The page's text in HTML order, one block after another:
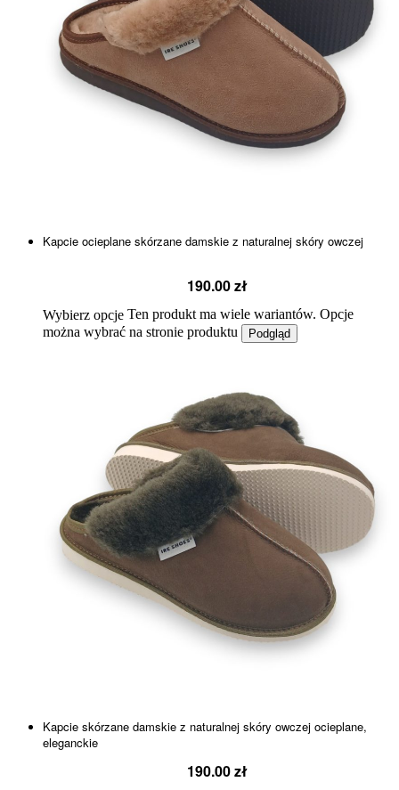
Kapcie ocieplane skórzane damskie z naturalnej skóry owczej
190.00zł
Wybierz opcje Ten produkt ma wiele wariantów. Opcje
można wybrać na stronie produktu
Podgląd
Kapcie skórzane damskie z naturalnej skóry owczej ocieplane,
eleganckie
190.00zł